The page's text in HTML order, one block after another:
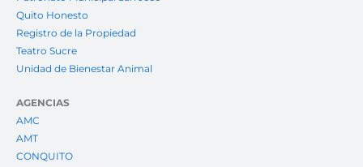
Quito Honesto
Registro de la Propiedad
Teatro Sucre
Unidad de Bienestar Animal
AGENCIAS
AMC
AMT
CONQUITO